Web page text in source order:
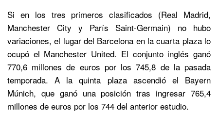
Si en los tres primeros clasificados (Real Madrid,
Manchester City y París Saint-Germain) no hubo
variaciones, el lugar del Barcelona en la cuarta plaza lo
ocupó el Manchester United. El conjunto inglés ganó
770,6 millones de euros por los 745,8 de la pasada
temporada. A la quinta plaza ascendió el Bayern
Múnich, que ganó una posición tras ingresar 765,4
millones de euros por los 744 del anterior estudio.